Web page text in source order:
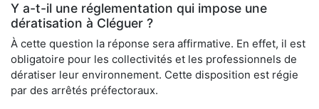
Y a-t-il une réglementation qui impose une
dératisation à Cléguer ?
À cette question la réponse sera affirmative. En effet, il est
obligatoire pour les collectivités et les professionnels de
dératiser leur environnement. Cette disposition est régie
par des arrêtés préfectoraux.